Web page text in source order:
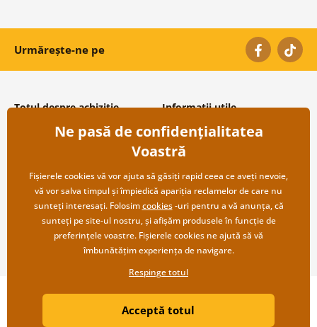
Urmărește-ne pe
Totul despre achiziție
Condiții și termeni generali
Protecția datelor personale
Transport și modalități de plată
Returnare
Informații utile
Despre noi
Întrebări frecvente
Contacte
Cooperare angro
Copyright ©2019 © Dovido.ro.
Litvanyi.sk| Magazinul online a fost creat de
Ne pasă de confidențialitatea
Voastră
Fișierele cookies vă vor ajuta să găsiți rapid ceea ce aveți nevoie,
vă vor salva timpul și împiedică apariția reclamelor de care nu
sunteți interesați. Folosimcookies-uri pentru a vă anunța, că
sunteți pe site-ul nostru, și afișăm produsele în funcție de
preferințele voastre. Fișierele cookies ne ajută să vă
îmbunătățim experiența de navigare.
Respinge totul
Acceptă totul